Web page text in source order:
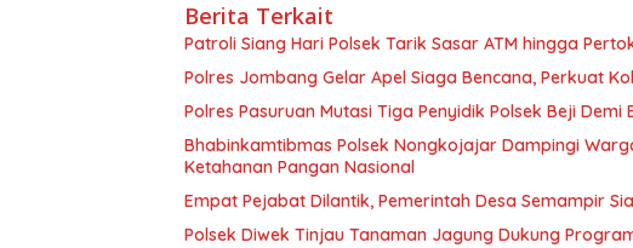
Berita Terkait
Patroli Siang Hari Polsek Tarik Sasar ATM hingga
Polres Jombang Gelar Apel Siaga Bencana, Perkuat
Polres Pasuruan Mutasi Tiga Penyidik Polsek Beji
Bhabinkamtibmas Polsek Nongkojajar Dampingi
Ketahanan Pangan Nasional
Empat Pejabat Dilantik, Pemerintah Desa Semampir
Polsek Diwek Tinjau Tanaman Jagung Dukung